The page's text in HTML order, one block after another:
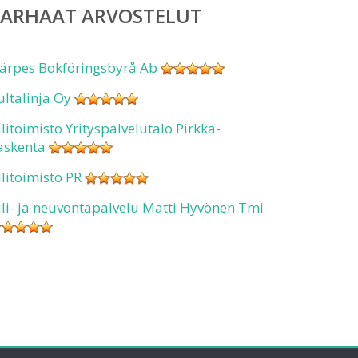
ARVOSTELUT
Bokföringsbyrå Ab
Oy
Yrityspalvelutalo Pirkka-
PR
ja neuvontapalvelu Matti Hyvönen Tmi